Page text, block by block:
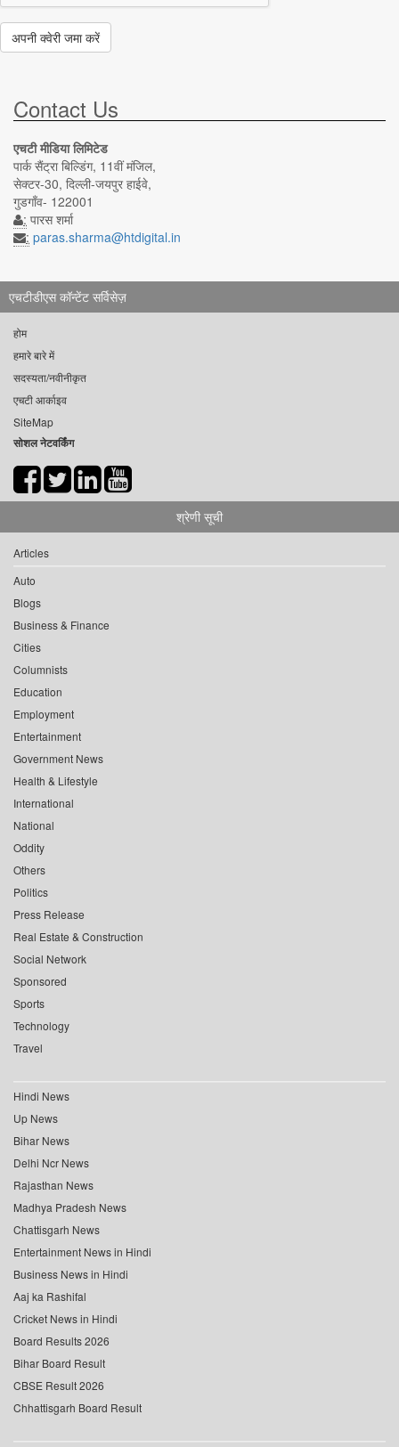
Contact Us
एचटी मीडिया लिमिटेड
पार्क सैंट्रा बिल्डिंग, 11वीं मंजिल,
सेक्टर-30, दिल्ली-जयपुर हाईवे,
गुडगाँव- 122001
: पारस शर्मा
: paras.sharma@htdigital.in
एचटीडीएस कॉन्टेंट सर्विसेज़
होम
हमारे बारे में
सदस्यता/नवीनीकृत
एचटी आर्काइव
SiteMap
सोशल नेटवर्किंग
श्रेणी सूची
Articles
Auto
Blogs
Business & Finance
Cities
Columnists
Education
Employment
Entertainment
Government News
Health & Lifestyle
International
National
Oddity
Others
Politics
Press Release
Real Estate & Construction
Social Network
Sponsored
Sports
Technology
Travel
Hindi News
Up News
Bihar News
Delhi Ncr News
Rajasthan News
Madhya Pradesh News
Chattisgarh News
Entertainment News in Hindi
Business News in Hindi
Aaj ka Rashifal
Cricket News in Hindi
Board Results 2026
Bihar Board Result
CBSE Result 2026
Chhattisgarh Board Result